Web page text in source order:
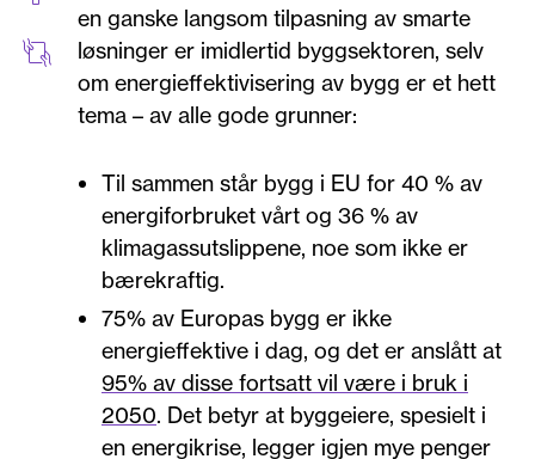
en ganske langsom tilpasning av smarte
løsninger er imidlertid byggsektoren, selv
om energieffektivisering av bygg er et hett
tema – av alle gode grunner:
Til sammen står bygg i EU for 40 % av
energiforbruket vårt og 36 % av
klimagassutslippene, noe som ikke er
bærekraftig.
75% av Europas bygg er ikke
energieffektive i dag, og det er anslått at
95% av disse fortsatt vil være i bruk i
2050. Det betyr at byggeiere, spesielt i
en energikrise, legger igjen mye penger